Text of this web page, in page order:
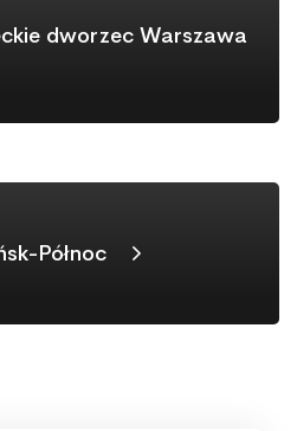
dworzec Warszawa
Północ